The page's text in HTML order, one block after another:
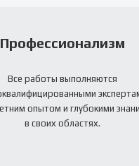
Профессионализм
Все работы выполняются
опытом и глубокими
в своих областях.